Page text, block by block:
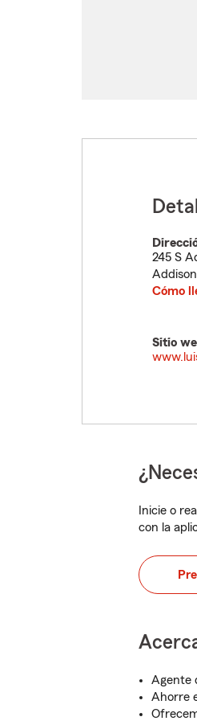
245 S
Addison
Cómo
Sitio
Inicie o
con la
Agente
Ahorre